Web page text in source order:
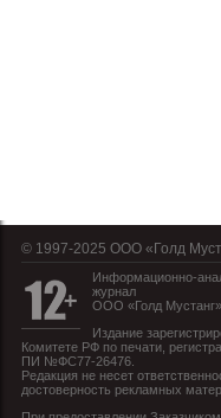
© 1997-2025 OOO «Голд
Информационно-
журнал
ООО «Голд Мустанг»
Издание
Комитете РФ по печати,
ПИ №ФС77-26476.
Редакция не несет
достоверность рекламных